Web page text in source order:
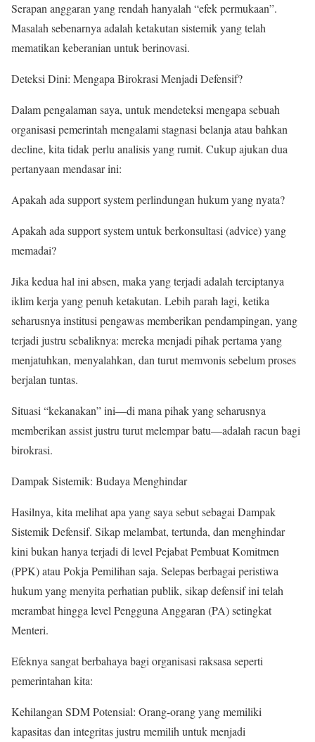
​Serapan anggaran yang rendah hanyalah “efek permukaan”.
Masalah sebenarnya adalah ketakutan sistemik yang telah
mematikan keberanian untuk berinovasi.
​Deteksi Dini: Mengapa Birokrasi Menjadi Defensif?
​Dalam pengalaman saya, untuk mendeteksi mengapa sebuah
organisasi pemerintah mengalami stagnasi belanja atau bahkan
decline, kita tidak perlu analisis yang rumit. Cukup ajukan dua
pertanyaan mendasar ini:
​Apakah ada support system perlindungan hukum yang nyata?
​Apakah ada support system untuk berkonsultasi (advice) yang
memadai?
​Jika kedua hal ini absen, maka yang terjadi adalah terciptanya
iklim kerja yang penuh ketakutan. Lebih parah lagi, ketika
seharusnya institusi pengawas memberikan pendampingan, yang
terjadi justru sebaliknya: mereka menjadi pihak pertama yang
menjatuhkan, menyalahkan, dan turut memvonis sebelum proses
berjalan tuntas.
​Situasi “kekanakan” ini—di mana pihak yang seharusnya
memberikan assist justru turut melempar batu—adalah racun bagi
birokrasi.
​Dampak Sistemik: Budaya Menghindar
​Hasilnya, kita melihat apa yang saya sebut sebagai Dampak
Sistemik Defensif. Sikap melambat, tertunda, dan menghindar
kini bukan hanya terjadi di level Pejabat Pembuat Komitmen
(PPK) atau Pokja Pemilihan saja. Selepas berbagai peristiwa
hukum yang menyita perhatian publik, sikap defensif ini telah
merambat hingga level Pengguna Anggaran (PA) setingkat
Menteri.
​Efeknya sangat berbahaya bagi organisasi raksasa seperti
pemerintahan kita:
​Kehilangan SDM Potensial: Orang-orang yang memiliki
kapasitas dan integritas justru memilih untuk menjadi